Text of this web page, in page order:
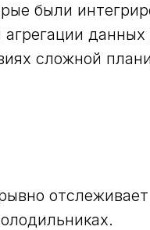
были
данных
сложной